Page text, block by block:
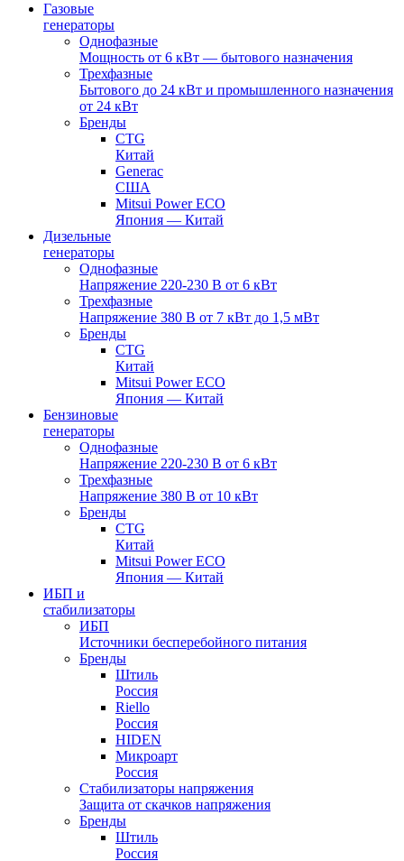
Газовые
генераторы
Однофазные
Мощность от 6 кВт — бытового назначения
Трехфазные
Бытового до 24 кВт и промышленного назначения
от 24 кВт
Бренды
CTG
Китай
Generac
США
Mitsui Power ECO
Япония — Китай
Дизельные
генераторы
Однофазные
Напряжение 220-230 В от 6 кВт
Трехфазные
Напряжение 380 В от 7 кВт до 1,5 мВт
Бренды
CTG
Китай
Mitsui Power ECO
Япония — Китай
Бензиновые
генераторы
Однофазные
Напряжение 220-230 В от 6 кВт
Трехфазные
Напряжение 380 В от 10 кВт
Бренды
CTG
Китай
Mitsui Power ECO
Япония — Китай
ИБП и
стабилизаторы
ИБП
Источники бесперебойного питания
Бренды
Штиль
Россия
Riello
Россия
HIDEN
Микроарт
Россия
Стабилизаторы напряжения
Защита от скачков напряжения
Бренды
Штиль
Россия